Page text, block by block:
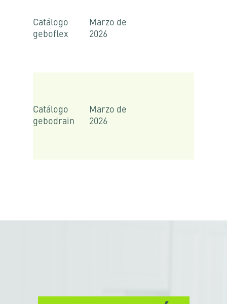
Catálogo
geboflex
Marzo de
2026
Catálogo
gebodrain
Marzo de
2026